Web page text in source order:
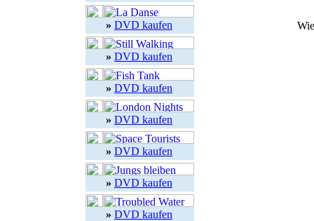
» DVD kaufen
» DVD kaufen
» DVD kaufen
» DVD kaufen
» DVD kaufen
» DVD kaufen
» DVD kaufen